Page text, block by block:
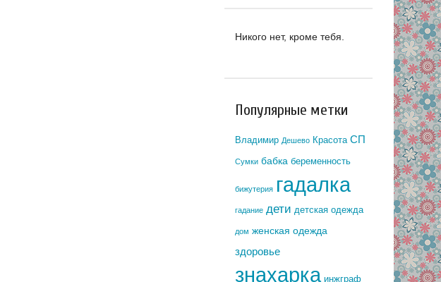
Никого нет, кроме тебя.
Популярные метки
Владимир Дешево Красота СП
Сумки бабка беременность
бижутерия гадалка
гадание дети детская одежда
дом женская одежда
здоровье
знахарка инжграф